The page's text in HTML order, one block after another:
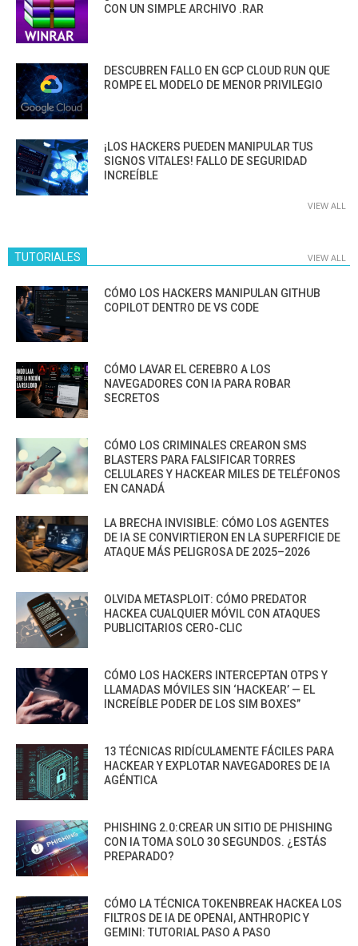
CON UN SIMPLE ARCHIVO .RAR
DESCUBREN FALLO EN GCP CLOUD RUN QUE
ROMPE EL MODELO DE MENOR PRIVILEGIO
¡LOS HACKERS PUEDEN MANIPULAR TUS
SIGNOS VITALES! FALLO DE SEGURIDAD
INCREÍBLE
VIEW ALL
TUTORIALES VIEW ALL
CÓMO LOS HACKERS MANIPULAN GITHUB
COPILOT DENTRO DE VS CODE
CÓMO LAVAR EL CEREBRO A LOS
NAVEGADORES CON IA PARA ROBAR
SECRETOS
CÓMO LOS CRIMINALES CREARON SMS
BLASTERS PARA FALSIFICAR TORRES
CELULARES Y HACKEAR MILES DE TELÉFONOS
EN CANADÁ
LA BRECHA INVISIBLE: CÓMO LOS AGENTES
DE IA SE CONVIRTIERON EN LA SUPERFICIE DE
ATAQUE MÁS PELIGROSA DE 2025–2026
OLVIDA METASPLOIT: CÓMO PREDATOR
HACKEA CUALQUIER MÓVIL CON ATAQUES
PUBLICITARIOS CERO-CLIC
CÓMO LOS HACKERS INTERCEPTAN OTPS Y
LLAMADAS MÓVILES SIN ‘HACKEAR’ — EL
INCREÍBLE PODER DE LOS SIM BOXES”
13 TÉCNICAS RIDÍCULAMENTE FÁCILES PARA
HACKEAR Y EXPLOTAR NAVEGADORES DE IA
AGÉNTICA
PHISHING 2.0:CREAR UN SITIO DE PHISHING
CON IA TOMA SOLO 30 SEGUNDOS. ¿ESTÁS
PREPARADO?
CÓMO LA TÉCNICA TOKENBREAK HACKEA LOS
FILTROS DE IA DE OPENAI, ANTHROPIC Y
GEMINI: TUTORIAL PASO A PASO